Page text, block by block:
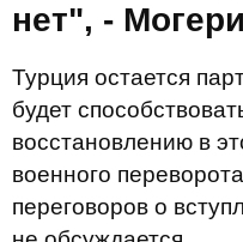
нет", -
Турция остается
будет
восстановлению в
военного
переговоров о